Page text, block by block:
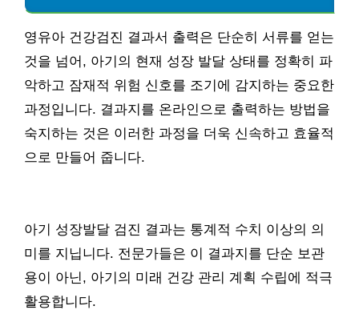
영유아 건강검진 결과서 출력은 단순히 서류를 얻는
것을 넘어, 아기의 현재 성장 발달 상태를 정확히 파
악하고 잠재적 위험 신호를 조기에 감지하는 중요한
과정입니다. 결과지를 온라인으로 출력하는 방법을
숙지하는 것은 이러한 과정을 더욱 신속하고 효율적
으로 만들어 줍니다.
아기 성장발달 검진 결과는 통계적 수치 이상의 의
미를 지닙니다. 전문가들은 이 결과지를 단순 보관
용이 아닌, 아기의 미래 건강 관리 계획 수립에 적극
활용합니다.